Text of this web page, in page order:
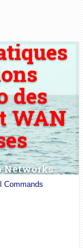
des
WAN
Networks
Commands